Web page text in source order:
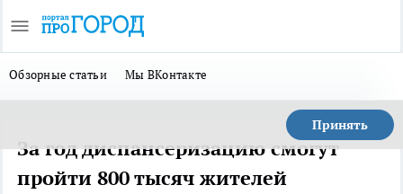
Обзорные статьи Мы ВКонтакте
Принять
За год диспансеризацию смогут
пройти 800 тысяч жителей